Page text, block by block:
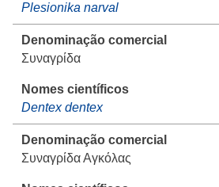
Plesionika narval
Συναγρίδα
Dentex dentex
Συναγρίδα Αγκόλας